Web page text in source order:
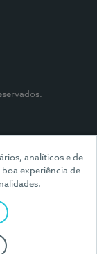
analíticos e de
experiência de